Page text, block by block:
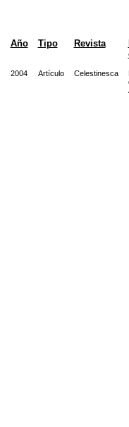
Año Tipo Revista
2004 Artículo Celestinesca